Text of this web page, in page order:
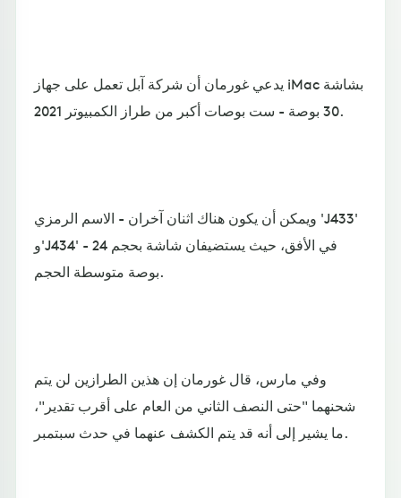
يدعي غورمان أن شركة آبل تعمل على جهاز iMac بشاشة
30 بوصة - ست بوصات أكبر من طراز الكمبيوتر 2021.
ويمكن أن يكون هناك اثنان آخران - الاسم الرمزي 'J433'
و'J434' - في الأفق، حيث يستضيفان شاشة بحجم 24
بوصة متوسطة الحجم.
وفي مارس، قال غورمان إن هذين الطرازين لن يتم
شحنهما "حتى النصف الثاني من العام على أقرب تقدير"،
ما يشير إلى أنه قد يتم الكشف عنهما في حدث سبتمبر.